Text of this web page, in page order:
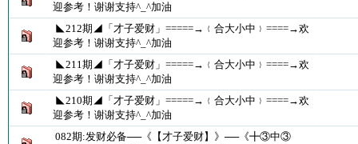
迎参考！谢谢支持^_^加油
◣212期◢「才子爱财」=====→﹛合大小中﹜====→欢
迎参考！谢谢支持^_^加油
◣211期◢「才子爱财」=====→﹛合大小中﹜====→欢
迎参考！谢谢支持^_^加油
◣210期◢「才子爱财」=====→﹛合大小中﹜====→欢
迎参考！谢谢支持^_^加油
082期:发财必备──《【才子爱财】》──《╋③中③